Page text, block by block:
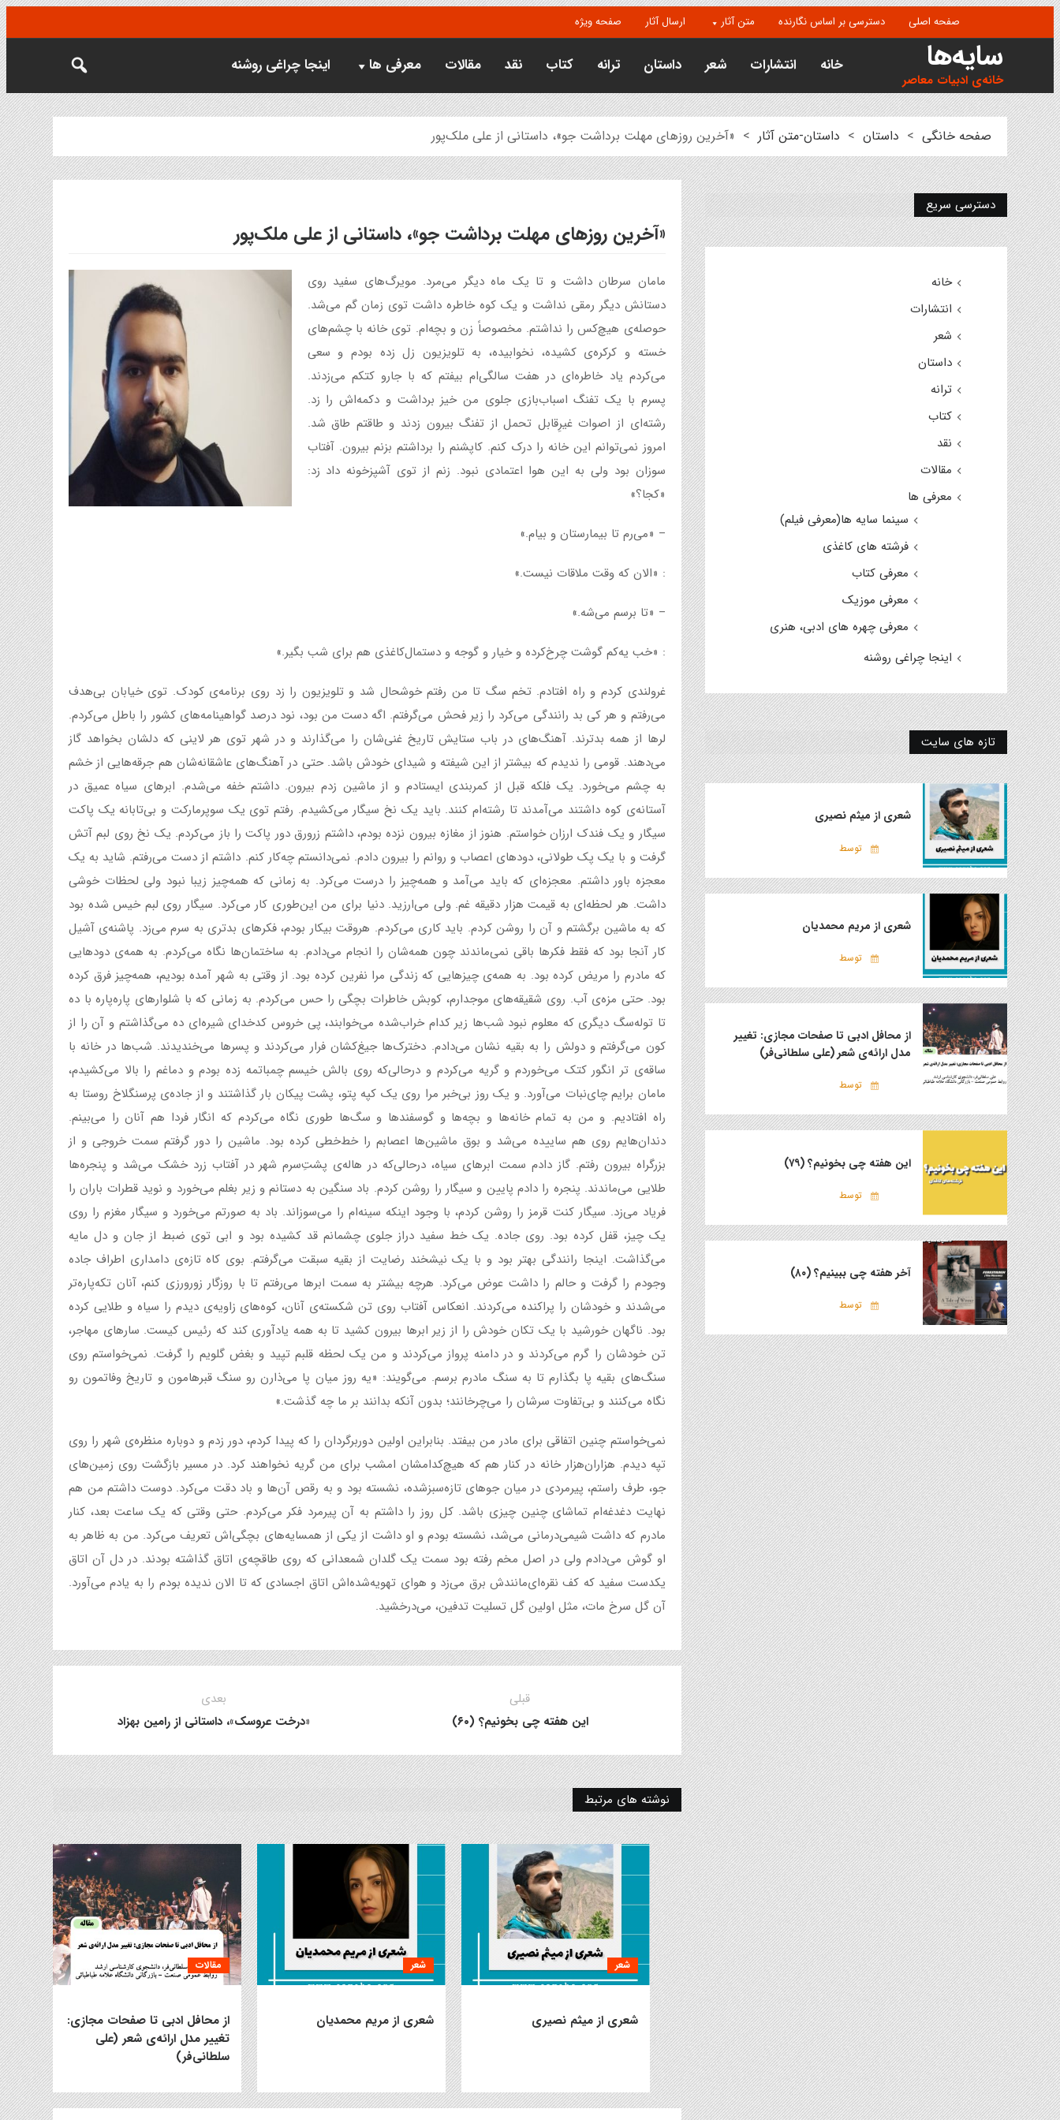
صفحه اصلی دسترسی بر اساس نگارنده متن آثار ارسال آثار صفحه ویژه
سایه‌ها
خانه‌ی ادبیات معاصر
خانه انتشارات شعر داستان ترانه کتاب نقد مقالات معرفی ها اینجا چراغی روشنه
صفحه خانگی > داستان > داستان-متن آثار > «آخرین روزهای مهلت برداشت جو»، داستانی از علی ملک‌پور
«آخرین روزهای مهلت برداشت جو»، داستانی از علی ملک‌پور
مامان سرطان داشت و تا یک ماه دیگر می‌مرد. مویرگ‌های سفید روی
دستانش دیگر رمقی نداشت و یک کوه خاطره داشت توی زمان گم می‌شد.
حوصله‌ی هیچ‌کس را نداشتم. مخصوصاً زن و بچه‌ام. توی خانه با چشم‌های
خسته و کرکره‌ی کشیده، نخوابیده، به تلویزیون زل زده بودم و سعی
می‌کردم یاد خاطره‌ای در هفت سالگی‌ام بیفتم که با جارو کتکم می‌زدند.
پسرم با یک تفنگ اسباب‌بازی جلوی من خیز برداشت و دکمه‌اش را زد.
رشته‌ای از اصوات غیرِقابل ‌تحمل از تفنگ بیرون زدند و طاقتم طاق شد.
امروز نمی‌توانم این خانه را درک کنم. کاپشنم را برداشتم بزنم بیرون. آفتاب
سوزان بود ولی به این هوا اعتمادی نبود. زنم از توی آشپزخونه داد زد:
«کجا؟»
– «می‌رم تا بیمارستان و بیام.»
: «الان که وقت ملاقات نیست.»
– «تا برسم می‌شه.»
: «خب یه‌کم گوشت چرخ‌کرده و خیار و گوجه و دستمال‌کاغذی هم برای شب بگیر.»
غرولندی کردم و راه افتادم. تخم‌ سگ تا من رفتم خوشحال شد و تلویزیون را زد روی برنامه‌ی‌ کودک. توی خیابان بی‌هدف
می‌رفتم و هر کی بد رانندگی می‌کرد را زیر فحش می‌گرفتم. اگه دست من بود، نود درصد گواهینامه‌های کشور را باطل می‌کردم.
لرها از همه بدترند. آهنگ‌های در باب ستایش تاریخ غنی‌شان را می‌گذارند و در شهر توی هر لاینی که دلشان بخواهد گاز
می‌دهند. قومی را ندیدم که بیشتر از این شیفته و شیدای خودش باشد. حتی در آهنگ‌های عاشقانه‌شان هم جرقه‌هایی از خشم
به چشم می‌خورد. یک فلکه قبل از کمربندی ایستادم و از ماشین زدم بیرون. داشتم خفه می‌شدم. ابرهای سیاه عمیق در
آستانه‌ی کوه داشتند می‌آمدند تا رشته‌ام کنند. باید یک نخ سیگار می‌کشیدم. رفتم توی یک سوپرمارکت و بی‌تابانه یک پاکت
سیگار و یک فندک ارزان خواستم. هنوز از مغازه بیرون نزده بودم، داشتم زرورق دور پاکت را باز می‌کردم. یک نخ روی لبم آتش
گرفت و با یک پک طولانی، دودهای اعصاب و روانم را بیرون دادم. نمی‌دانستم چه‌کار کنم. داشتم از دست می‌رفتم. شاید به یک
معجزه باور داشتم. معجزه‌ای که باید می‌آمد و همه‌چیز را درست می‌کرد. به زمانی که همه‌چیز زیبا نبود ولی لحظات خوشی
داشت. هر لحظه‌ای به قیمت هزار دقیقه غم. ولی می‌ارزید. دنیا برای من این‌طوری کار می‌کرد. سیگار روی لبم خیس شده بود
که به ماشین برگشتم و آن را روشن کردم. باید کاری می‌کردم. هروقت بیکار بودم، فکرهای بدتری به سرم می‌زد. پاشنه‌ی آشیل
کار آنجا بود که فقط فکرها باقی نمی‌ماندند چون همه‌شان را انجام می‌دادم. به ساختمان‌ها نگاه می‌کردم. به همه‌ی دودهایی
که مادرم را مریض کرده بود. به همه‌ی چیزهایی که زندگی مرا نفرین کرده بود. از وقتی به شهر آمده بودیم، همه‌چیز فرق کرده
بود. حتی مزه‌ی آب. روی شقیقه‌های موجدارم، کوبش خاطرات بچگی را حس می‌کردم. به زمانی که با شلوار‌های پاره‌پاره با ده
تا توله‌سگ دیگری که معلوم نبود شب‌ها زیر کدام خراب‌شده می‌خوابند، پی خروس کدخدای شیره‌ای ده می‌گذاشتم و آن را از
کون می‌گرفتم و دولش را به بقیه نشان می‌دادم. دخترک‌ها جیغ‌کشان فرار می‌کردند و پسرها می‌خندیدند. شب‌ها در خانه با
ساقه‌ی تر انگور کتک می‌خوردم و گریه می‌کردم و درحالی‌که روی بالش خیسم چمباتمه زده بودم و دماغم را بالا می‌کشیدم،
مامان برایم چای‌نبات می‌آورد. و یک روز بی‌خبر مرا روی یک کپه‌ پتو، پشت پیکان بار گذاشتند و از جاده‌ی پرسنگلاخ روستا به
راه افتادیم. و من به تمام خانه‌ها و بچه‌ها و گوسفندها و سگ‌ها طوری نگاه می‌کردم که انگار فردا هم آنان را می‌بینم.
دندان‌هایم روی هم ساییده می‌شد و بوق ماشین‌ها اعصابم را خط‌خطی کرده بود. ماشین را دور گرفتم سمت خروجی و از
بزرگراه بیرون رفتم. گاز دادم سمت ابرهای سیاه، درحالی‌که در هاله‌ی پشت‌ِسرم شهر در آفتاب زرد خشک می‌شد و پنجره‌ها
طلایی می‌ماندند. پنجره را دادم پایین و سیگار را روشن کردم. باد سنگین به دستانم و زیر بغلم می‌خورد و نوید قطرات باران را
فریاد می‌زد. سیگار کنت قرمز را روشن کردم، با وجود اینکه سینه‌ام را می‌سوزاند. باد به صورتم می‌خورد و سیگار مغزم را روی
یک چیز، قفل کرده بود. روی جاده. یک خط سفید دراز جلوی چشمانم قد کشیده بود و ابی توی ضبط از جان و دل مایه
می‌گذاشت. اینجا رانندگی بهتر بود و با یک نیشخند رضایت از بقیه سبقت می‌گرفتم. بوی کاه تازه‌ی دامداری اطراف جاده
وجودم را گرفت و حالم را داشت عوض می‌کرد. هرچه بیشتر به سمت ابرها می‌رفتم تا با روزگار زورورزی کنم، آنان تکه‌پاره‌تر
می‌شدند و خودشان را پراکنده می‌کردند. انعکاس آفتاب روی تن شکسته‌ی آنان، کوه‌های زاویه‌ی دیدم را سیاه و طلایی کرده
بود. ناگهان خورشید با یک تکان خودش را از زیر ابرها بیرون کشید تا به همه یادآوری کند که رئیس کیست. سارهای مهاجر،
تن خودشان را گرم می‌کردند و در دامنه پرواز می‌کردند و من یک لحظه قلبم تپید و بغض گلویم را گرفت. نمی‌خواستم روی
سنگ‌های بقیه پا بگذارم تا به سنگ مادرم برسم. می‌گویند: «یه روز میان پا می‌ذارن رو سنگ قبرهامون و تاریخ وفاتمون رو
نگاه می‌کنند و بی‌تفاوت سرشان را می‌چرخانند؛ بدون آنکه بدانند بر ما چه گذشت.»
نمی‌خواستم چنین اتفاقی برای مادر من بیفتد. بنابراین اولین دوربرگردان را که پیدا کردم، دور زدم و دوباره منظره‌ی شهر را روی
تپه دیدم. هزاران‌هزار خانه در کنار هم که هیچ‌کدامشان امشب برای من گریه نخواهند کرد. در مسیر بازگشت روی زمین‌های
جو، طرف راستم، پیرمردی در میان جوهای تازه‌سبزشده، نشسته بود و به رقص آن‌ها و باد دقت می‌کرد. دوست داشتم من هم
نهایت دغدغه‌ام تماشای چنین چیزی باشد. کل روز را داشتم به آن پیرمرد فکر می‌کردم. حتی وقتی که یک ساعت بعد، کنار
مادرم که داشت شیمی‌درمانی می‌شد، نشسته بودم و او داشت از یکی از همسایه‌های بچگی‌اش تعریف می‌کرد. من به ظاهر به
او گوش می‌دادم ولی در اصل مخم رفته بود سمت یک گلدان شمعدانی که روی طاقچه‌ی اتاق گذاشته بودند. در دل آن اتاق
یکدست سفید که کف نقره‌ای‌مانندش برق می‌زد و هوای تهویه‌شده‌اش اتاق اجسادی که تا الان ندیده بودم را به یادم می‌آورد.
آن گل سرخ مات، مثل اولین گل تسلیت تدفین، می‌درخشید.
قبلی
این هفته چی بخونیم؟ (۶۰)
بعدی
«درخت عروسک»، داستانی از رامین بهزاد
نوشته های مرتبط
شعر
شعری از میثم نصیری
شعر
شعری از مریم محمدیان
مقالات
از محافل ادبی تا صفحات مجازی:
تغییر مدل ارائه‌ی شعر (علی
سلطانی‌فر)
دسترسی سریع
خانه
انتشارات
شعر
داستان
ترانه
کتاب
نقد
مقالات
معرفی ها
سینما سایه ها(معرفی فیلم)
فرشته های کاغذی
معرفی کتاب
معرفی موزیک
معرفی چهره های ادبی، هنری
اینجا چراغی روشنه
تازه های سایت
شعری از میثم نصیری
توسط
شعری از مریم محمدیان
توسط
از محافل ادبی تا صفحات مجازی: تغییر
مدل ارائه‌ی شعر (علی سلطانی‌فر)
توسط
این هفته چی بخونیم؟ (۷۹)
توسط
آخر هفته چی ببینیم؟ (۸۰)
توسط